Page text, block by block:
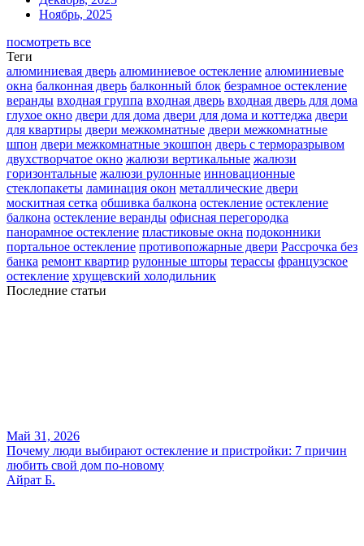
Ноябрь, 2025
посмотреть все
Теги
алюминиевая дверь алюминиевое остекление алюминиевые
окна балконная дверь балконный блок безрамное остекление
веранды входная группа входная дверь входная дверь для дома
глухое окно двери для дома двери для дома и коттеджа двери
для квартиры двери межкомнатные двери межкомнатные
шпон двери межкомнатные экошпон дверь с терморазрывом
двухстворчатое окно жалюзи вертикальные жалюзи
горизонтальные жалюзи рулонные инновационные
стеклопакеты ламинация окон металлические двери
москитная сетка обшивка балкона остекление остекление
балкона остекление веранды офисная перегородка
панорамное остекление пластиковые окна подоконники
портальное остекление противопожарные двери Рассрочка без
банка ремонт квартир рулонные шторы терассы французское
остекление хрущевский холодильник
Последние статьи
Май 31, 2026
Почему люди выбирают остекление и пристройки: 7 причин
любить свой дом по-новому
Айрат Б.